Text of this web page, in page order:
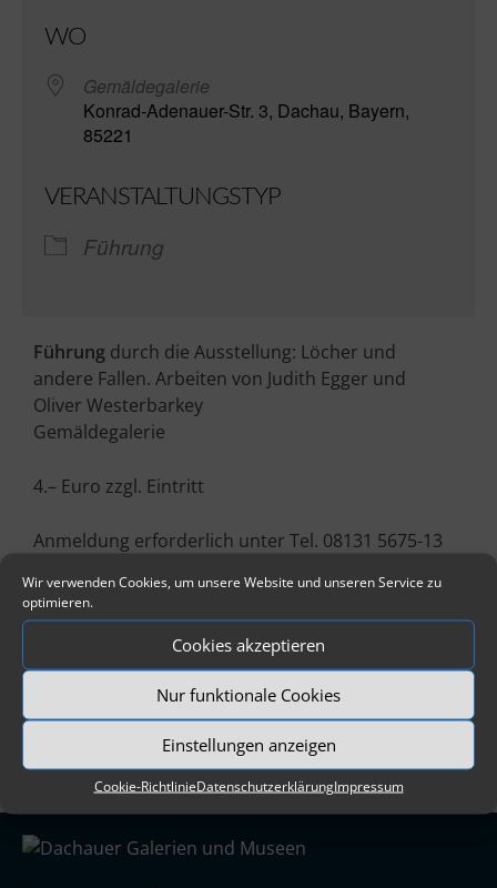
Wir verwenden Cookies, um unsere Website und unseren Service zu
optimieren.
Cookies akzeptieren
Nur funktionale Cookies
Einstellungen anzeigen
Cookie-RichtlinieDatenschutzerklärungImpressum
WO
Gemäldegalerie
Konrad-Adenauer-Str. 3, Dachau, Bayern,
85221
VERANSTALTUNGSTYP
Führung
Führung durch die Ausstellung: Löcher und
andere Fallen. Arbeiten von Judith Egger und
Oliver Westerbarkey
Gemäldegalerie
4.– Euro zzgl. Eintritt
Anmeldung erforderlich unter Tel. 08131 5675-13
galerien-museen.de